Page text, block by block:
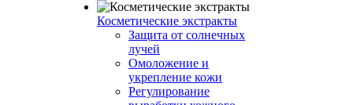
Косметические экстракты
Защита от солнечных
лучей
Омоложение и
укрепление кожи
Регулирование